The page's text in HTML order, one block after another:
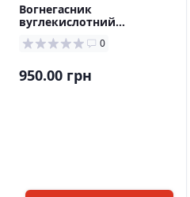
Вогнегасник
вуглекислотний
ВВК-1,4(ОУ 2)
0
950.00 грн